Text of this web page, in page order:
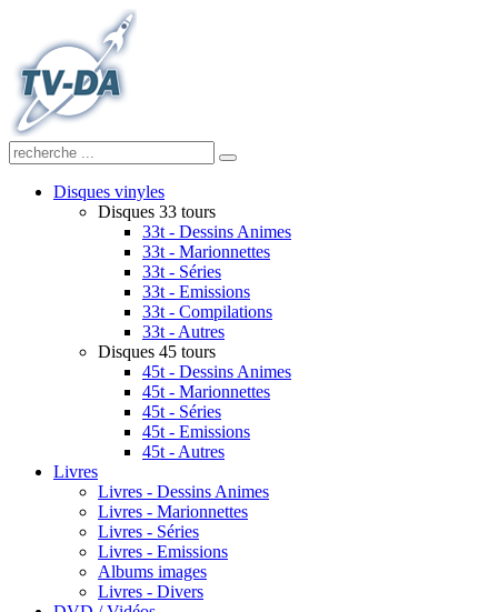
Disques vinyles
Disques 33 tours
33t - Dessins Animes
33t - Marionnettes
33t - Séries
33t - Emissions
33t - Compilations
33t - Autres
Disques 45 tours
45t - Dessins Animes
45t - Marionnettes
45t - Séries
45t - Emissions
45t - Autres
Livres
Livres - Dessins Animes
Livres - Marionnettes
Livres - Séries
Livres - Emissions
Albums images
Livres - Divers